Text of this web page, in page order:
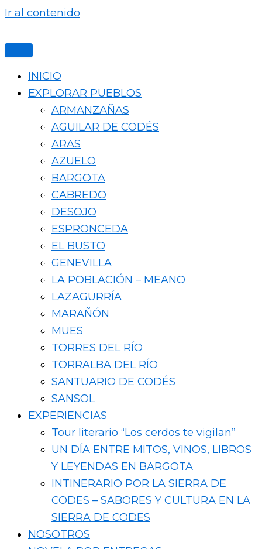
Ir al contenido
INICIO
EXPLORAR PUEBLOS
ARMANZAÑAS
AGUILAR DE CODÉS
ARAS
AZUELO
BARGOTA
CABREDO
DESOJO
ESPRONCEDA
EL BUSTO
GENEVILLA
LA POBLACIÓN – MEANO
LAZAGURRÍA
MARAÑÓN
MUES
TORRES DEL RÍO
TORRALBA DEL RÍO
SANTUARIO DE CODÉS
SANSOL
EXPERIENCIAS
Tour literario “Los cerdos te vigilan”
UN DÍA ENTRE MITOS, VINOS, LIBROS
Y LEYENDAS EN BARGOTA
INTINERARIO POR LA SIERRA DE
CODES – SABORES Y CULTURA EN LA
SIERRA DE CODES
NOSOTROS